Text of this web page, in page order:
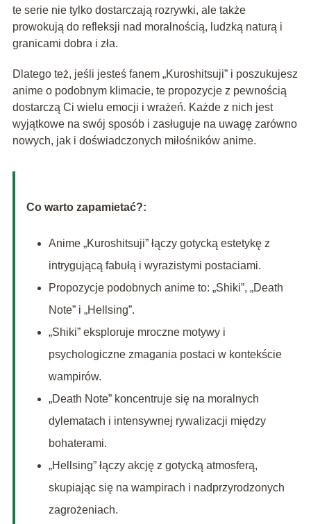
te serie nie tylko dostarczają rozrywki, ale także
prowokują do refleksji nad moralnością, ludzką naturą i
granicami dobra i zła.
Dlatego też, jeśli jesteś fanem „Kuroshitsuji” i poszukujesz
anime o podobnym klimacie, te propozycje z pewnością
dostarczą Ci wielu emocji i wrażeń. Każde z nich jest
wyjątkowe na swój sposób i zasługuje na uwagę zarówno
nowych, jak i doświadczonych miłośników anime.
Co warto zapamietać?:
Anime „Kuroshitsuji” łączy gotycką estetykę z
intrygującą fabułą i wyrazistymi postaciami.
Propozycje podobnych anime to: „Shiki”, „Death
Note” i „Hellsing”.
„Shiki” eksploruje mroczne motywy i
psychologiczne zmagania postaci w kontekście
wampirów.
„Death Note” koncentruje się na moralnych
dylematach i intensywnej rywalizacji między
bohaterami.
„Hellsing” łączy akcję z gotycką atmosferą,
skupiając się na wampirach i nadprzyrodzonych
zagrożeniach.